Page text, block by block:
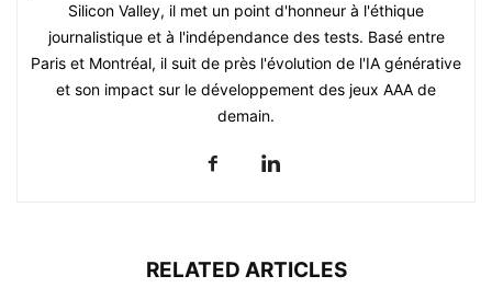
Silicon Valley, il met un point d'honneur à l'éthique
journalistique et à l'indépendance des tests. Basé entre
Paris et Montréal, il suit de près l'évolution de l'IA générative
et son impact sur le développement des jeux AAA de
demain.
RELATED ARTICLES